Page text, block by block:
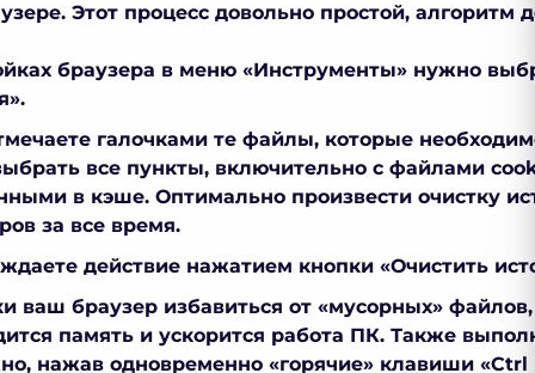
Этот процесс довольно простой, алгоритм
браузера в меню «Инструменты» нужно
галочками те файлы, которые
все пункты, включительно с файлами
в кэше. Оптимально произвести очистку
за все время.
действие нажатием кнопки «Очистить
ваш браузер избавиться от «мусорных»
память и ускорится работа ПК. Также
нажав одновременно «горячие» клавиши «Ctrl